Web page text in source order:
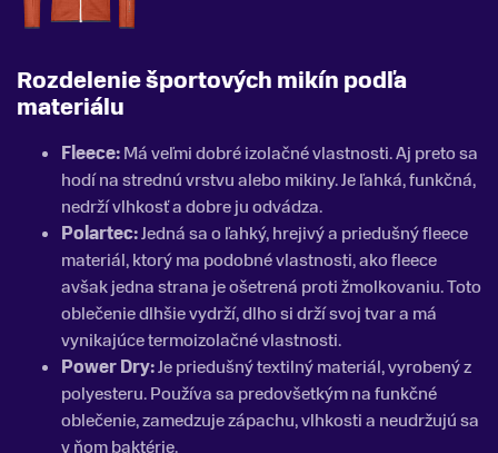
Rozdelenie športových mikín podľa
materiálu
Fleece:Má veľmi dobré izolačné vlastnosti. Aj preto sa
hodí na strednú vrstvu alebo mikiny. Je ľahká, funkčná,
nedrží vlhkosť a dobre ju odvádza.
Polartec:Jedná sa o ľahký, hrejivý a priedušný fleece
materiál, ktorý ma podobné vlastnosti, ako fleece
avšak jedna strana je ošetrená proti žmolkovaniu. Toto
oblečenie dlhšie vydrží, dlho si drží svoj tvar a má
vynikajúce termoizolačné vlastnosti.
Power Dry:Je priedušný textilný materiál, vyrobený z
polyesteru. Používa sa predovšetkým na funkčné
oblečenie, zamedzuje zápachu, vlhkosti a neudržujú sa
v ňom baktérie.